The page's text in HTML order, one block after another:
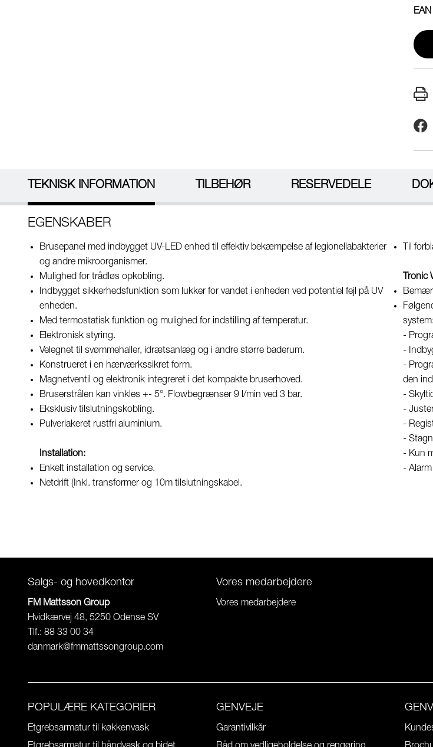
EAN
TEKNISK INFORMATION TILBEHØR RESERVEDELE
EGENSKABER
Brusepanel med indbygget UV-LED enhed til effektiv bekæmpelse af legionellabakterier
og andre mikroorganismer.
Mulighed for trådløs opkobling.
Indbygget sikkerhedsfunktion som lukker for vandet i enheden ved potentiel fejl på UV
enheden.
Med termostatisk funktion og mulighed for indstilling af temperatur.
Elektronisk styring.
Velegnet til svømmehaller, idrætsanlæg og i andre større baderum.
Konstrueret i en hærværkssikret form.
Magnetventil og elektronik integreret i det kompakte bruserhoved.
Bruserstrålen kan vinkles +- 5°. Flowbegrænser 9 l/min ved 3 bar.
Eksklusiv tilslutningskobling.
Pulverlakeret rustfri aluminium.
Installation:
Enkelt installation og service.
Netdrift (Inkl. transformer og 10m tilslutningskabel.
Til
Tronic
system:
-
-
-
den
-
-
-
-
- Kun
-
Salgs- og hovedkontor
FM Mattsson Group
Hvidkærvej 48, 5250 Odense SV
Tlf.: 88 33 00 34
danmark@fmmattssongroup.com
Vores medarbejdere
Vores medarbejdere
POPULÆRE KATEGORIER
Etgrebsarmatur til køkkenvask
GENVEJE
Garantivilkår